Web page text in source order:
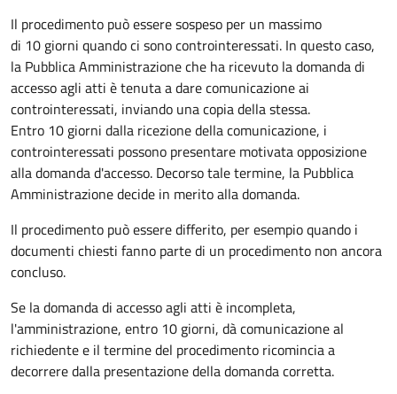
Il procedimento può essere sospeso per un massimo
di 10 giorni quando ci sono controinteressati. In questo caso,
la Pubblica Amministrazione che ha ricevuto la domanda di
accesso agli atti è tenuta a dare comunicazione ai
controinteressati, inviando una copia della stessa.
Entro 10 giorni dalla ricezione della comunicazione, i
controinteressati possono presentare motivata opposizione
alla domanda d'accesso. Decorso tale termine, la Pubblica
Amministrazione decide in merito alla domanda.
Il procedimento può essere differito, per esempio quando i
documenti chiesti fanno parte di un procedimento non ancora
concluso.
Se la domanda di accesso agli atti è incompleta,
l'amministrazione, entro 10 giorni, dà comunicazione al
richiedente e il termine del procedimento ricomincia a
decorrere dalla presentazione della domanda corretta.